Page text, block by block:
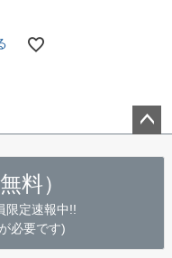
料）
限定速報中!!
必要です)